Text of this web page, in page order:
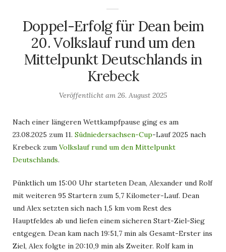
Doppel-Erfolg für Dean beim
20. Volkslauf rund um den
Mittelpunkt Deutschlands in
Krebeck
Veröffentlicht am 26. August 2025
Nach einer längeren Wettkampfpause ging es am
23.08.2025 zum 11.Südniedersachsen-Cup-Lauf 2025 nach
Krebeck zumVolkslauf rund um den Mittelpunkt
Deutschlands.
Pünktlich um 15:00 Uhr starteten Dean, Alexander und Rolf
mit weiteren 95 Startern zum 5,7 Kilometer-Lauf. Dean
und Alex setzten sich nach 1,5 km vom Rest des
Hauptfeldes ab und liefen einem sicheren Start-Ziel-Sieg
entgegen. Dean kam nach 19:51,7 min als Gesamt-Erster ins
Ziel, Alex folgte in 20:10,9 min als Zweiter. Rolf kam in